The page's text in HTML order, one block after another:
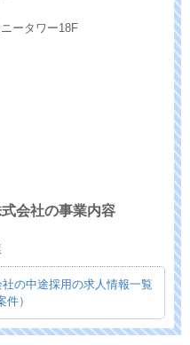
ータワー18F
会社の事業内容
の中途採用の求人情報一覧
件）